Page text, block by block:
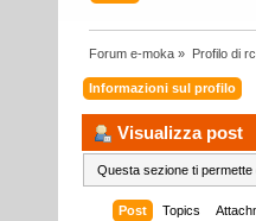
Forum e-moka » Profilo di
Informazioni sul profilo
Visualizza post
Questa sezione ti
Post Topics